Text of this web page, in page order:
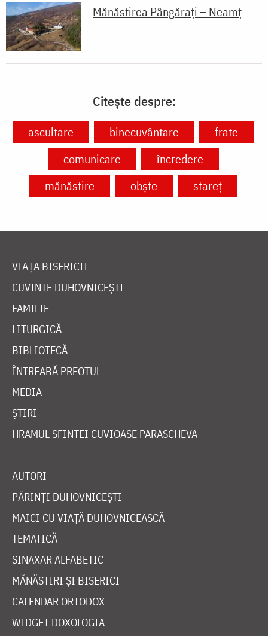
Mănăstirea Pângărați – Neamț
Citește despre:
ascultare binecuvântare
frate
comunicare
încredere
mănăstire
obște stareț
VIAȚA BISERICII
CUVINTE DUHOVNICEȘTI
FAMILIE
LITURGICĂ
BIBLIOTECĂ
ÎNTREABĂ PREOTUL
MEDIA
ȘTIRI
HRAMUL SFINTEI CUVIOASE PARASCHEVA
AUTORI
PĂRINȚI DUHOVNICEȘTI
MAICI CU VIAȚĂ DUHOVNICEASCĂ
TEMATICĂ
SINAXAR ALFABETIC
MĂNĂSTIRI ȘI BISERICI
CALENDAR ORTODOX
WIDGET DOXOLOGIA